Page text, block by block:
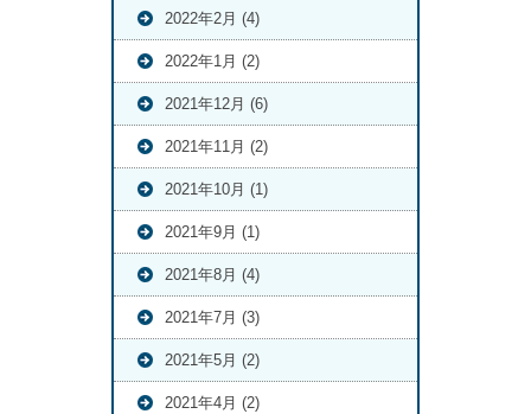
2022年2月 (4)
2022年1月 (2)
2021年12月 (6)
2021年11月 (2)
2021年10月 (1)
2021年9月 (1)
2021年8月 (4)
2021年7月 (3)
2021年5月 (2)
2021年4月 (2)